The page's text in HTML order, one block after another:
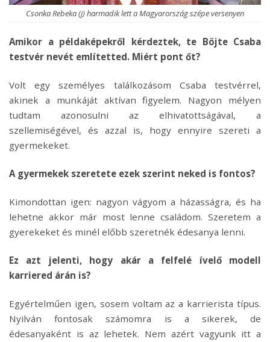
Csonka Rebeka (j) harmadik lett a Magyarország szépe versenyen
Amikor a példaképekről kérdeztek, te Böjte Csaba
testvér nevét említetted. Miért pont őt?
Volt egy személyes találkozásom Csaba testvérrel,
akinek a munkáját aktívan figyelem. Nagyon mélyen
tudtam azonosulni az elhivatottságával, a
szellemiségével, és azzal is, hogy ennyire szereti a
gyermekeket.
A gyermekek szeretete ezek szerint neked is fontos?
Kimondottan igen: nagyon vágyom a házasságra, és ha
lehetne akkor már most lenne családom. Szeretem a
gyerekeket és minél előbb szeretnék édesanya lenni.
Ez azt jelenti, hogy akár a felfelé ívelő modell
karriered árán is?
Egyértelműen igen, sosem voltam az a karrierista típus.
Nyilván fontosak számomra is a sikerek, de
édesanyaként is az lehetek. Nem azért vagyunk itt a